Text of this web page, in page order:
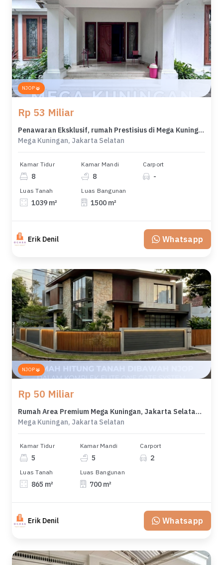
NJOP
Rp 53 Miliar
Penawaran Eksklusif, rumah Prestisius di Mega Kuningan, Jakarta Selatan, LB 1500m²
Mega Kuningan, Jakarta Selatan
Kamar Tidur
8
Kamar Mandi
8
Carport
-
Luas Tanah
1039 m²
Luas Bangunan
1500 m²
Erik Denil Whatsapp
NJOP
Rp 50 Miliar
Rumah Area Premium Mega Kuningan, Jakarta Selatan - Harga Terbaik 50 Miliar
Mega Kuningan, Jakarta Selatan
Kamar Tidur
5
Kamar Mandi
5
Carport
2
Luas Tanah
865 m²
Luas Bangunan
700 m²
Erik Denil Whatsapp